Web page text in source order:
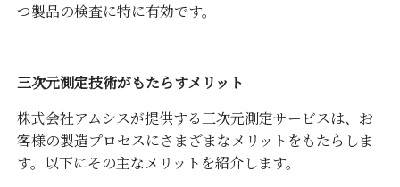
つ製品の検査に特に有効です。
三次元測定技術がもたらすメリット
株式会社アムシスが提供する三次元測定サービスは、お
客様の製造プロセスにさまざまなメリットをもたらしま
す。以下にその主なメリットを紹介します。